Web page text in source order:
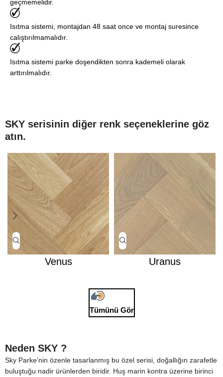
geçmemelidir.
Isıtma sistemi, montajdan 48 saat once ve montaj suresince
calıştırılmamalıdır.
Isıtma sistemi parke doşendikten sonra kademeli olarak
arttırılmalıdır.
SKY serisinin diğer renk seçeneklerine göz
atın.
Venus Uranus
Tümünü Gör
Neden SKY ?
Sky Parke'nin özenle tasarlanmış bu özel serisi, doğallığın zarafetle
buluştuğu nadir ürünlerden biridir. Huş marin kontra üzerine birinci